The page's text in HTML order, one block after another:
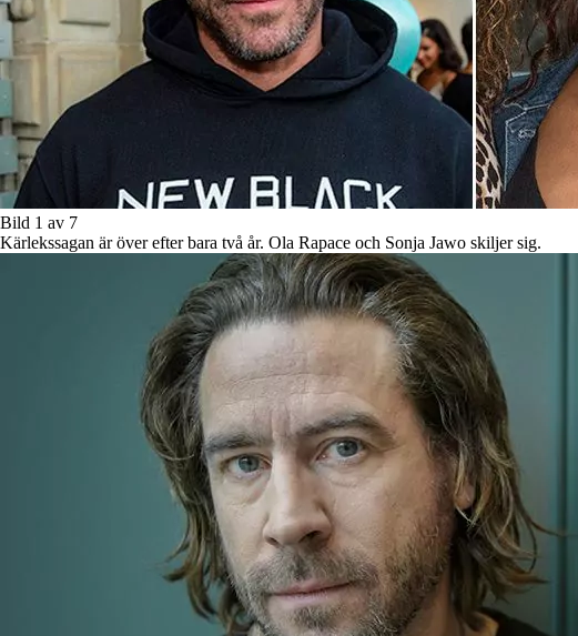
Bild 1 av 7
Kärlekssagan är över efter bara två år. Ola Rapace och Sonja Jawo skiljer sig.